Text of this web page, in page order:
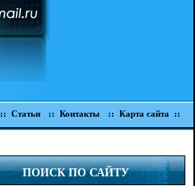
:: Статьи :: Контакты :: Карта сайта ::
ПОИСК ПО САЙТУ